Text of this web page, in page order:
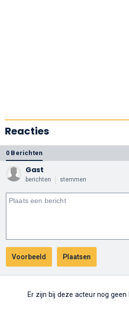
Reacties
0 Berichten
Gast
berichten stemmen
Er zijn bij deze acteur nog